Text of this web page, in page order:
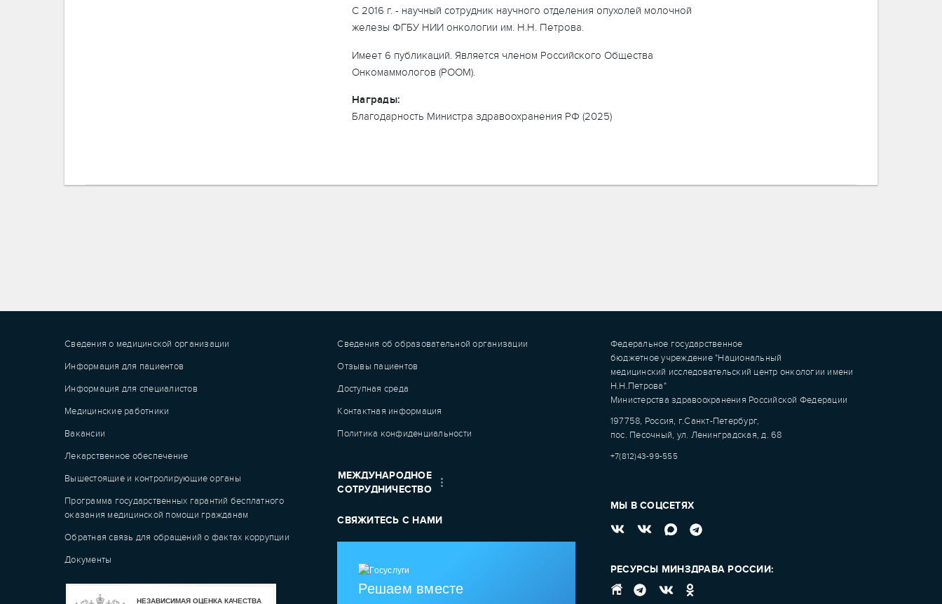
С 2016 г. - научный сотрудник научного отделения опухолей молочной
железы ФГБУ НИИ онкологии им. Н.Н. Петрова.
Имеет 6 публикаций. Является членом Российского Общества
Онкомаммологов (РООМ).
Награды:
Благодарность Министра здравоохранения РФ (2025)
Сведения о медицинской организации
Информация для пациентов
Информация для специалистов
Медицинские работники
Вакансии
Лекарственное обеспечение
Вышестоящие и контролирующие органы
Программа государственных гарантий бесплатного
оказания медицинской помощи гражданам
Обратная связь для обращений о фактах коррупции
Документы
Сведения об образовательной организации
Отзывы пациентов
Доступная среда
Контактная информация
Политика конфиденциальности
МЕЖДУНАРОДНОЕ
СОТРУДНИЧЕСТВО
СВЯЖИТЕСЬ С НАМИ
Решаем вместе
Федеральное государственное
бюджетное учреждение "Национальный
медицинский исследовательский центр онкологии имени
Н.Н.Петрова"
Министерства здравоохранения Российской Федерации
197758, Россия, г.Санкт-Петербург,
пос. Песочный, ул. Ленинградская, д. 68
+7(812)43-99-555
МЫ В СОЦСЕТЯХ
РЕСУРСЫ МИНЗДРАВА РОССИИ: